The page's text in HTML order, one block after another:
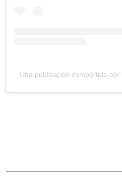
Una publicación compartida